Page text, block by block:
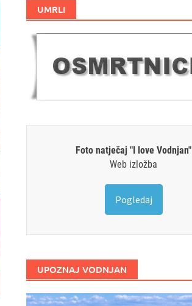
UMRLI
Foto natječaj "I love Vodnjan"
Web izložba
Pogledaj
UPOZNAJ VODNJAN